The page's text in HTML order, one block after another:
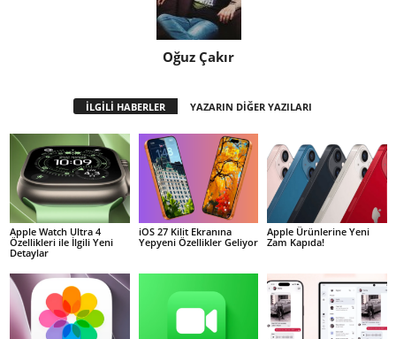
Oğuz Çakır
İLGİLİ HABERLER YAZARIN DİĞER YAZILARI
Apple Watch Ultra 4
Özellikleri ile İlgili Yeni
Detaylar
iOS 27 Kilit Ekranına
Yepyeni Özellikler Geliyor
Apple Ürünlerine Yeni
Zam Kapıda!